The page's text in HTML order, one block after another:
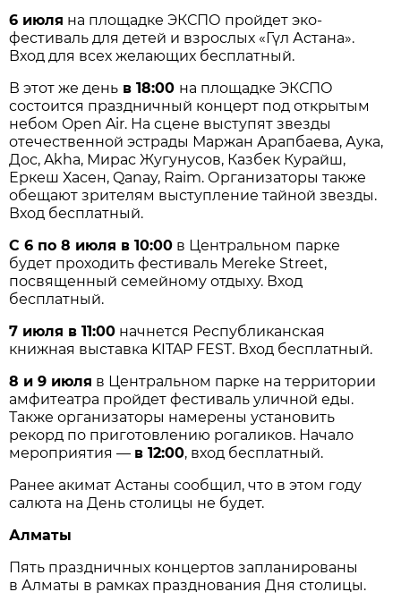
6 июля на площадке ЭКСПО пройдет эко-
фестиваль для детей и взрослых «Гүл Астана».
Вход для всех желающих бесплатный.
В этот же день в 18:00 на площадке ЭКСПО
состоится праздничный концерт под открытым
небом Open Air. На сцене выступят звезды
отечественной эстрады Маржан Арапбаева, Аука,
Дос, Akha, Мирас Жугунусов, Казбек Курайш,
Еркеш Хасен, Qanay, Raim. Организаторы также
обещают зрителям выступление тайной звезды.
Вход бесплатный.
С 6 по 8 июля в 10:00 в Центральном парке
будет проходить фестиваль Mereke Street,
посвященный семейному отдыху. Вход
бесплатный.
7 июля в 11:00 начнется Республиканская
книжная выставка KITAP FEST. Вход бесплатный.
8 и 9 июля в Центральном парке на территории
амфитеатра пройдет фестиваль уличной еды.
Также организаторы намерены установить
рекорд по приготовлению рогаликов. Начало
мероприятия — в 12:00, вход бесплатный.
Ранее акимат Астаны сообщил, что в этом году
салюта на День столицы не будет.
Алматы
Пять праздничных концертов запланированы
в Алматы в рамках празднования Дня столицы.